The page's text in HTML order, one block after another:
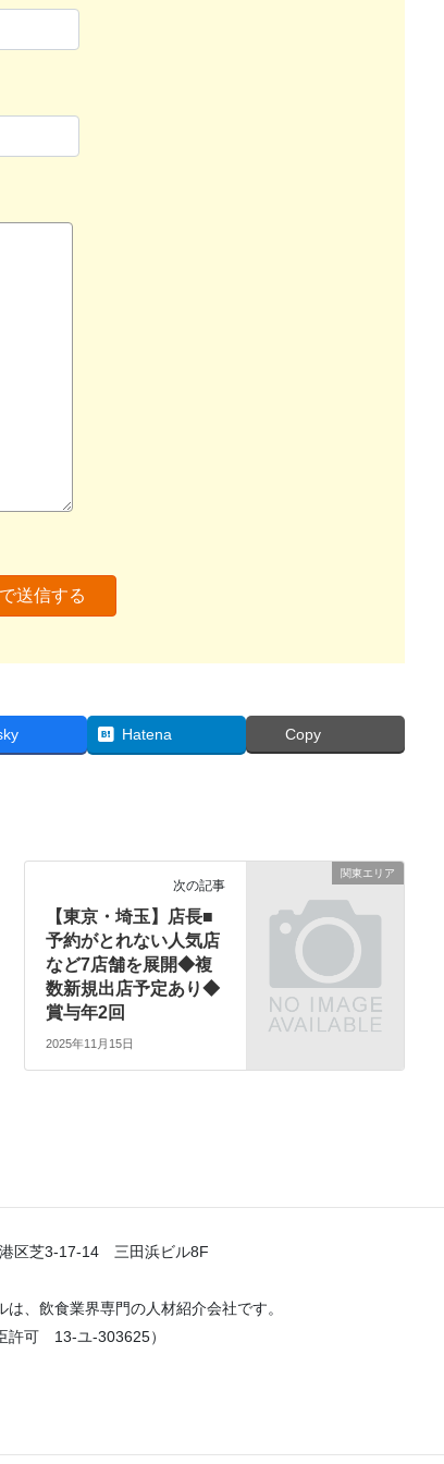
Hatena Copy
関東エリア
次の記事
【東京・埼玉】店長■
予約がとれない人気店
など7店舗を展開◆複
数新規出店予定あり◆
賞与年2回
2025年11月15日
区芝3-17-14 三田浜ビル8F
は、飲食業界専門の人材紹介会社です。
許可 13-ユ-303625）